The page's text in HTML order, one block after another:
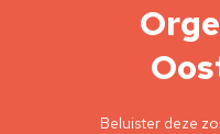
Beluister deze